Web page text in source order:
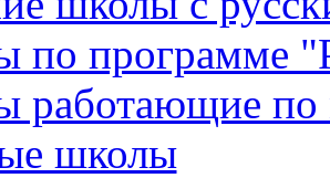
по программе
работающие по
школы